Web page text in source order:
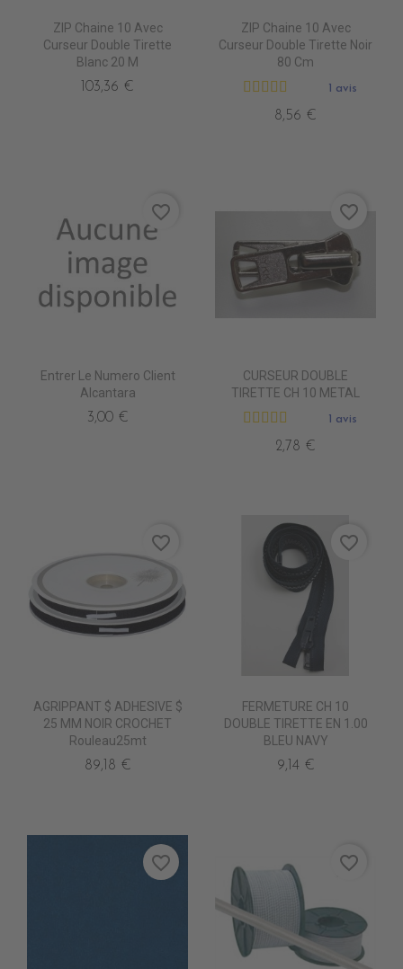
ZIP Chaine 10 Avec
Curseur Double Tirette
Blanc 20 M
103,36 €
ZIP Chaine 10 Avec
Curseur Double Tirette Noir
80 Cm
1 avis
8,56 €
Entrer Le Numero Client
Alcantara
3,00 €
favorite_border
CURSEUR DOUBLE
TIRETTE CH 10 METAL
1 avis
2,78 €
favorite_border
AGRIPPANT $ ADHESIVE $
25 MM NOIR CROCHET
Rouleau25mt
89,18 €
favorite_border
FERMETURE CH 10
DOUBLE TIRETTE EN 1.00
BLEU NAVY
9,14 €
favorite_border
favorite_border favorite_border